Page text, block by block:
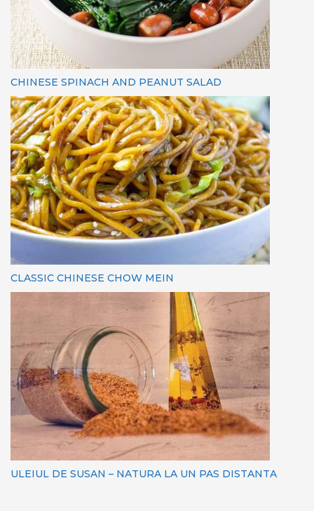
CHINESE SPINACH AND PEANUT SALAD
CLASSIC CHINESE CHOW MEIN
ULEIUL DE SUSAN – NATURA LA UN PAS DISTANTA